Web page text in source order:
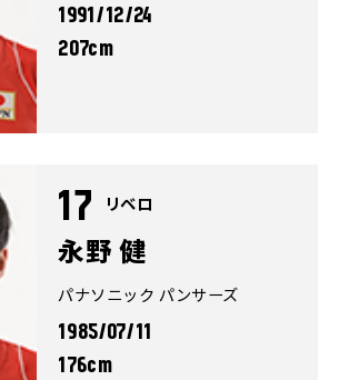
1991/12/24
207cm
17 リベロ
永野 健
パナソニック パンサーズ
1985/07/11
176cm